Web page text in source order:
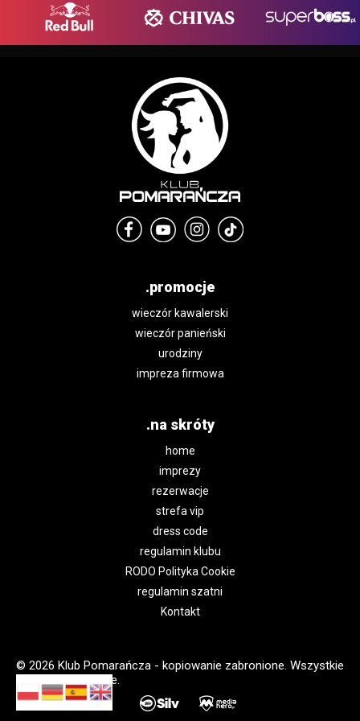
.promocje
wieczór kawalerski
wieczór panieński
urodziny
impreza firmowa
.na skróty
home
imprezy
rezerwacje
strefa vip
dress code
regulamin klubu
RODO Polityka Cookie
regulamin szatni
Kontakt
© 2026 Klub Pomarańcza - kopiowanie zabronione. Wszystkie
prawa zastrzeżone.